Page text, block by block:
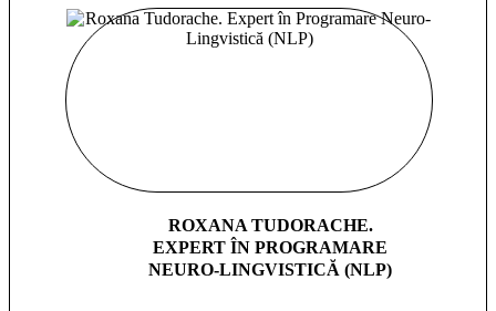
ROXANA TUDORACHE.
EXPERT ÎN PROGRAMARE
NEURO-LINGVISTICĂ (NLP)